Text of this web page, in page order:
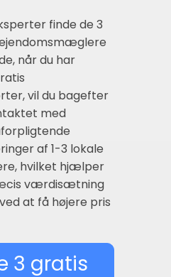
finde de 3
når du har
vil du bagefter
med
af 1-3 lokale
hvilket hjælper
værdisætning
at få højere pris
3 gratis